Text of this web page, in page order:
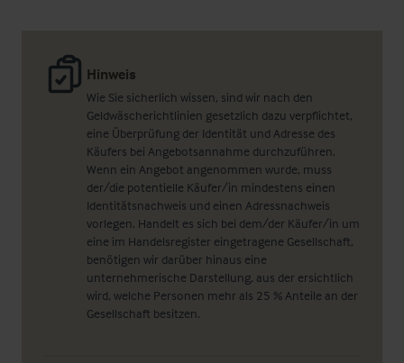
Hinweis
Wie Sie sicherlich wissen, sind wir nach den
Geldwäscherichtlinien gesetzlich dazu verpflichtet,
eine Überprüfung der Identität und Adresse des
Käufers bei Angebotsannahme durchzuführen.
Wenn ein Angebot angenommen wurde, muss
der/die potentielle Käufer/in mindestens einen
Identitätsnachweis und einen Adressnachweis
vorlegen. Handelt es sich bei dem/der Käufer/in um
eine im Handelsregister eingetragene Gesellschaft,
benötigen wir darüber hinaus eine
unternehmerische Darstellung, aus der ersichtlich
wird, welche Personen mehr als 25 % Anteile an der
Gesellschaft besitzen.